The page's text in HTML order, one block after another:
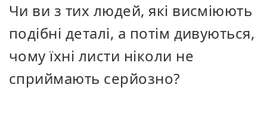
Чи ви з тих людей, які висміюють
подібні деталі, а потім дивуються,
чому їхні листи ніколи не
сприймають серйозно?